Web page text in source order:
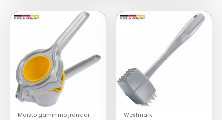
Maisto gaminimo įrankiai Westmark